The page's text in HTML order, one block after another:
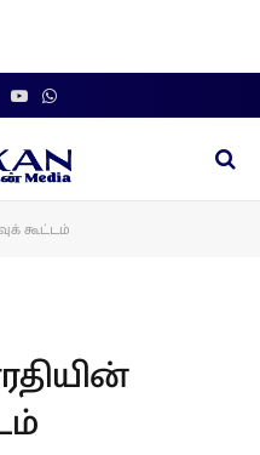
YouTubeWhatsApp
கூட்டம்